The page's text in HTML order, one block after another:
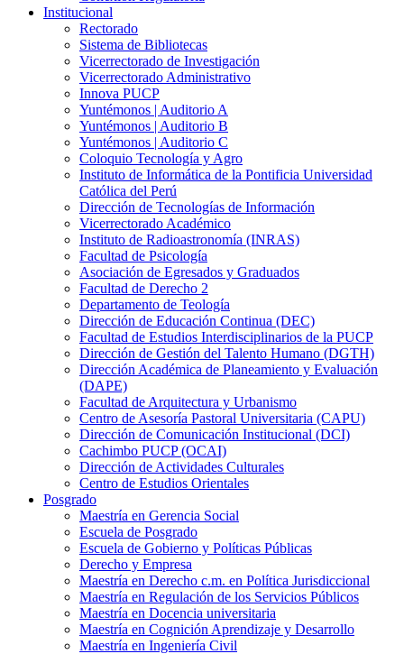
Institucional
Rectorado
Sistema de Bibliotecas
Vicerrectorado de Investigación
Vicerrectorado Administrativo
Innova PUCP
Yuntémonos | Auditorio A
Yuntémonos | Auditorio B
Yuntémonos | Auditorio C
Coloquio Tecnología y Agro
Instituto de Informática de la Pontificia Universidad
Católica del Perú
Dirección de Tecnologías de Información
Vicerrectorado Académico
Instituto de Radioastronomía (INRAS)
Facultad de Psicología
Asociación de Egresados y Graduados
Facultad de Derecho 2
Departamento de Teología
Dirección de Educación Continua (DEC)
Facultad de Estudios Interdisciplinarios de la PUCP
Dirección de Gestión del Talento Humano (DGTH)
Dirección Académica de Planeamiento y Evaluación
(DAPE)
Facultad de Arquitectura y Urbanismo
Centro de Asesoría Pastoral Universitaria (CAPU)
Dirección de Comunicación Institucional (DCI)
Cachimbo PUCP (OCAI)
Dirección de Actividades Culturales
Centro de Estudios Orientales
Posgrado
Maestría en Gerencia Social
Escuela de Posgrado
Escuela de Gobierno y Políticas Públicas
Derecho y Empresa
Maestría en Derecho c.m. en Política Jurisdiccional
Maestría en Regulación de los Servicios Públicos
Maestría en Docencia universitaria
Maestría en Cognición Aprendizaje y Desarrollo
Maestría en Ingeniería Civil